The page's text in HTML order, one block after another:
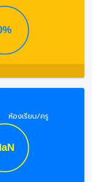
ห้องเรียน/ครู